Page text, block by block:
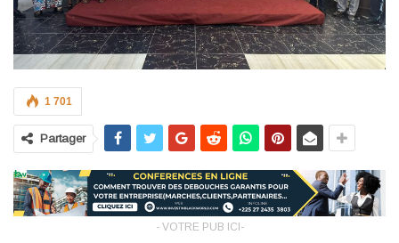
1 701
Partager
- VOTRE PUB ICI-